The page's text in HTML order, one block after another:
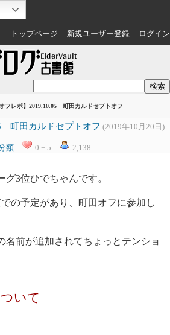
さん
トップページ 新規ユーザー登録 ログイン
オフレポ】2019.10.05 町田カルドセプトオフ
町田カルドセプトオフ (2019年10月20日)
類 0 + 5 2,138
グ3位ひでちゃんです。
の予定があり、町田オフに参加し
名前が追加されてちょっとテンショ
いて